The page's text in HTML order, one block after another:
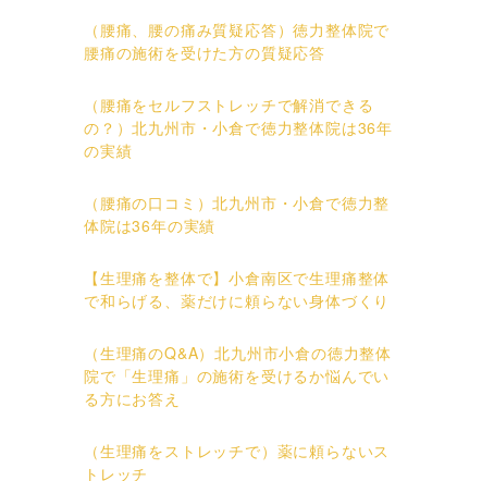
（腰痛、腰の痛み質疑応答）徳力整体院で
腰痛の施術を受けた方の質疑応答
（腰痛をセルフストレッチで解消できる
の？）北九州市・小倉で徳力整体院は36年
の実績
（腰痛の口コミ）北九州市・小倉で徳力整
体院は36年の実績
【生理痛を整体で】小倉南区で生理痛整体
で和らげる、薬だけに頼らない身体づくり
（生理痛のQ&A）北九州市小倉の徳力整体
院で「生理痛」の施術を受けるか悩んでい
る方にお答え
（生理痛をストレッチで）薬に頼らないス
トレッチ